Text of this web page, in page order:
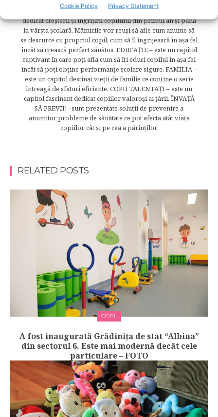
Cookie Policy Privacy Statement
captivante subcategorii. COPILUL 1-6 ANI – este un capitol
dedicat creşterii şi îngrijirii copilului din primul an şi până
la vârsta şcolară. Mămicile vor reuşi să afle cum anume să
se descurce cu propriul copil, cum să îl îngrijească în aşa fel
încât să crească perfect sănătos. EDUCAŢIE – este un capitol
captivant în care poţi afla cum să îţi educi copilul în aşa fel
încât să poţi obţine performanţe şcolare sigure. FAMILIA –
este un capitol destinat vieţii de familie ce conţine o serie
întreagă de sfaturi eficiente. COPII TALENTAŢI – este un
capitol fascinant dedicat copiilor valoroși ai țării. ÎNVAŢĂ
SĂ PREVII! –sunt prezentate soluţii de prevenire a
anumitor probleme de sănătate ce pot afecta atât viaţa
copiilor, cât şi pe cea a părinţilor.
RELATED POSTS
COPII
A fost inaugurată Grădinița de stat “Albina”
din sectorul 6. Este mai modernă decât cele
particulare – FOTO